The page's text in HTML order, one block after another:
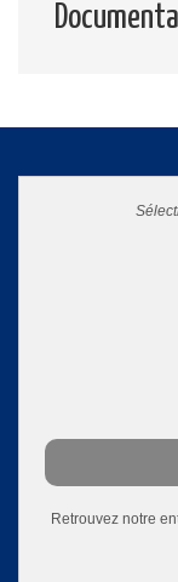
Retrouvez notre